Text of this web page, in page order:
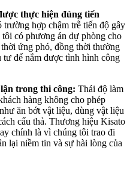
thực hiện đúng tiến
hợp chậm trễ tiến độ gây
có phương án dự phòng cho
ứng phó, đồng thời thường
để nắm được tình hình công
trong thi công: Thái độ làm
hàng không cho phép
ăn bớt vật liệu, dùng vật liệu
cẩu thả. Thương hiệu Kisato
chính là vì chúng tôi trao đi
lại niềm tin và sự hài lòng của